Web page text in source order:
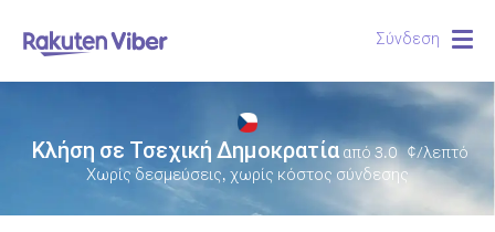
Σύνδεση
Κλήση σε Τσεχική Δημοκρατία από3.0 ¢/λεπτό
Χωρίς δεσμεύσεις, χωρίς κόστος σύνδεσης